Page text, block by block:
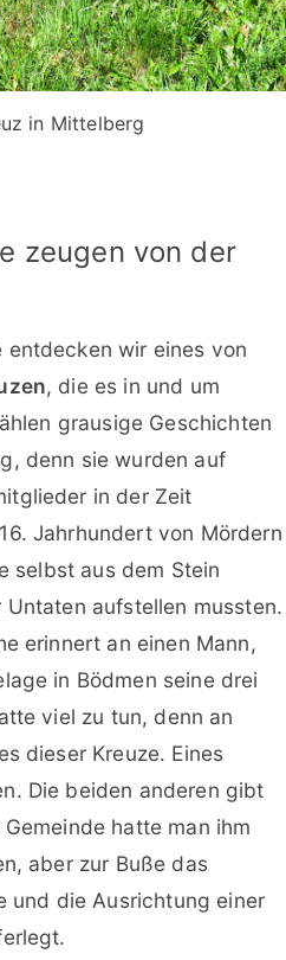
in Mittelberg
zeugen von der
wir eines von
, die es in und um
grausige Geschichten
denn sie wurden auf
in der Zeit
Jahrhundert von Mördern
selbst aus dem Stein
aufstellen mussten.
erinnert an einen Mann,
in Bödmen seine drei
viel zu tun, denn an
dieser Kreuze. Eines
Die beiden anderen gibt
hatte man ihm
aber zur Buße das
und die Ausrichtung einer